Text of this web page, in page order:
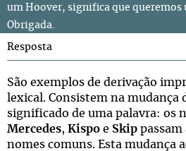
um Hoover, significa que queremos
Obrigada.
Resposta
São exemplos de derivação
lexical. Consistem na mudança
significado de uma palavra: os
Mercedes, Kispo e Skip passam
nomes comuns. Esta mudança